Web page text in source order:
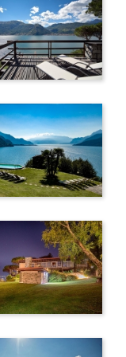
Dies ist eine
hergestellten
zu erwerben.
führt zur
zu Fuß in etwa
der Brise von
und Segeln
und
Wandern,
und
(ca. 50
möglich, St.